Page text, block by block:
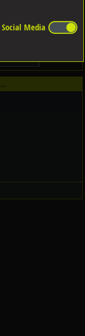
Social Media